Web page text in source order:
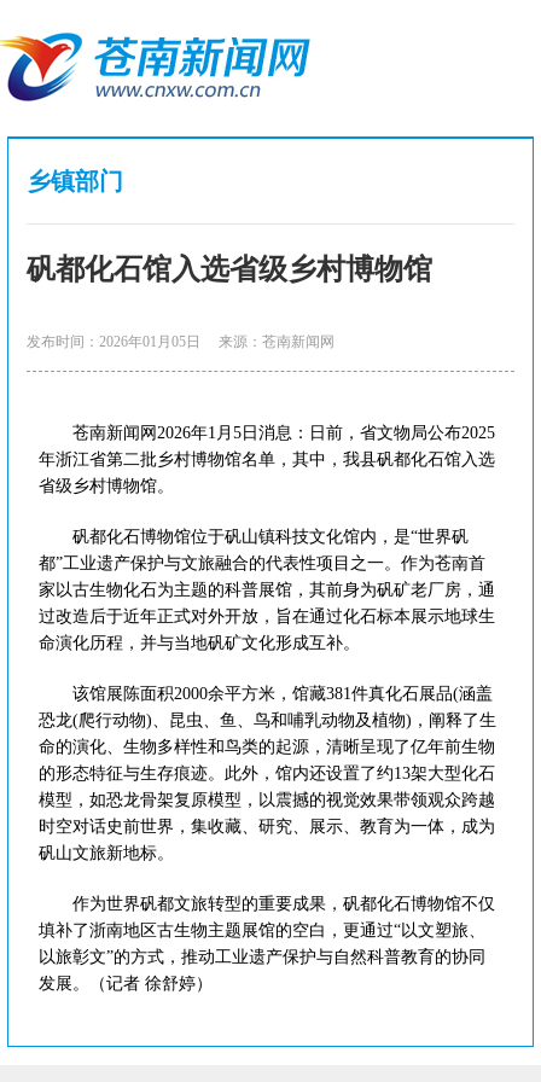
乡镇部门
矾都化石馆入选省级乡村博物馆
发布时间：2026年01月05日 来源：苍南新闻网
苍南新闻网2026年1月5日消息：日前，省文物局公布2025
年浙江省第二批乡村博物馆名单，其中，我县矾都化石馆入选
省级乡村博物馆。
矾都化石博物馆位于矾山镇科技文化馆内，是“世界矾
都”工业遗产保护与文旅融合的代表性项目之一。作为苍南首
家以古生物化石为主题的科普展馆，其前身为矾矿老厂房，通
过改造后于近年正式对外开放，旨在通过化石标本展示地球生
命演化历程，并与当地矾矿文化形成互补。
该馆展陈面积2000余平方米，馆藏381件真化石展品(涵盖
恐龙(爬行动物)、昆虫、鱼、鸟和哺乳动物及植物)，阐释了生
命的演化、生物多样性和鸟类的起源，清晰呈现了亿年前生物
的形态特征与生存痕迹。此外，馆内还设置了约13架大型化石
模型，如恐龙骨架复原模型，以震撼的视觉效果带领观众跨越
时空对话史前世界，集收藏、研究、展示、教育为一体，成为
矾山文旅新地标。
作为世界矾都文旅转型的重要成果，矾都化石博物馆不仅
填补了浙南地区古生物主题展馆的空白，更通过“以文塑旅、
以旅彰文”的方式，推动工业遗产保护与自然科普教育的协同
发展。（记者 徐舒婷）